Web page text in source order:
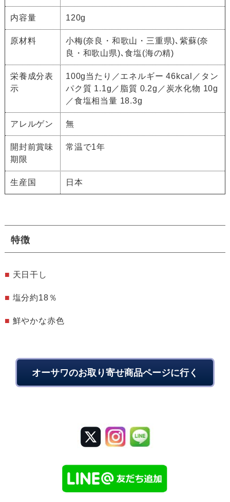
内容量 120g
原材料
小梅(奈良・和歌山・三重県)､紫蘇(奈
良・和歌山県)､食塩(海の精)
栄養成分表
示
100g当たり／エネルギー 46kcal／タン
パク質 1.1g／脂質 0.2g／炭水化物 10g
／食塩相当量 18.3g
アレルゲン 無
開封前賞味
期限
常温で1年
生産国 日本
特徴
■ 天日干し
■ 塩分約18％
■ 鮮やかな赤色
オーサワのお取り寄せ商品ページに行く